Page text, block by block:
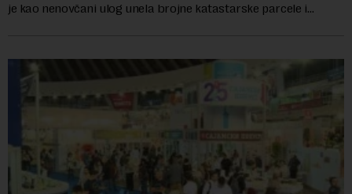
je kao nenovčani ulog unela brojne katastarske parcele i